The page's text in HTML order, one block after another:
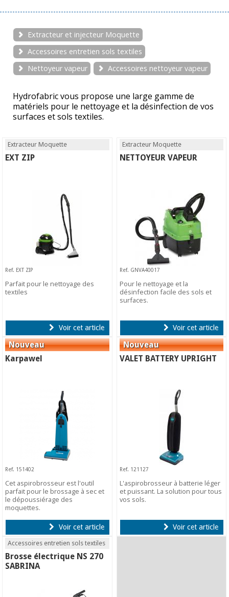
Extracteur et injecteur Moquette
Accessoires entretien sols textiles
Nettoyeur vapeur
Accessoires nettoyeur vapeur
Hydrofabric vous propose une large gamme de
matériels pour le nettoyage et la désinfection de vos
surfaces et sols textiles.
Extracteur Moquette
EXT ZIP
Ref. EXT ZIP
Parfait pour le nettoyage des
textiles
Voir cet article
Extracteur Moquette
NETTOYEUR VAPEUR
Ref. GNVA40017
Pour le nettoyage et la
désinfection facile des sols et
surfaces.
Voir cet article
Karpawel
Ref. 151402
Cet aspirobrosseur est l'outil
parfait pour le brossage à sec et
le dépoussiérage des
moquettes.
Voir cet article
VALET BATTERY UPRIGHT
Ref. 121127
L'aspirobrosseur à batterie léger
et puissant. La solution pour tous
vos sols.
Voir cet article
Accessoires entretien sols textiles
Brosse électrique NS 270
SABRINA